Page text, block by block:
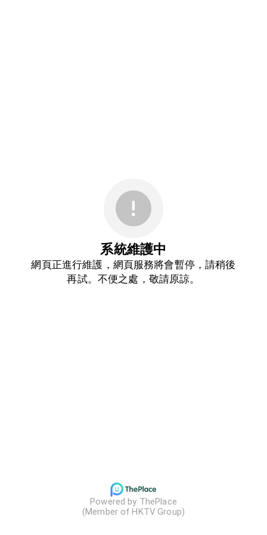
系統維護中
網頁正進行維護，網頁服務將會暫停，請稍後
再試。不便之處，敬請原諒。
Powered by ThePlace
(Member of HKTV Group)